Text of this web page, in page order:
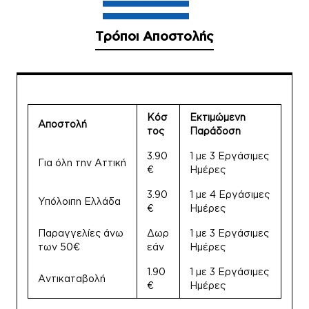
Τρόποι Αποστολής
Αποστολή
Κόσ
τος
Εκτιμώμενη
Παράδοση
Για όλη την Αττική
3.90
€
1 με 3 Εργάσιμες
Ημέρες
Υπόλοιπη Ελλάδα
3.90
€
1 με 4 Εργάσιμες
Ημέρες
Παραγγελίες άνω
των 50€
Δωρ
εάν
1 με 3 Εργάσιμες
Ημέρες
Αντικαταβολή
1.90
€
1 με 3 Εργάσιμες
Ημέρες